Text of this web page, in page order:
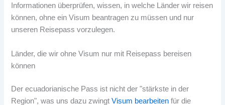
Informationen überprüfen, wissen, in welche Länder wir reisen
können, ohne ein Visum beantragen zu müssen und nur
unseren Reisepass vorzulegen.
Länder, die wir ohne Visum nur mit Reisepass bereisen
können
Der ecuadorianische Pass ist nicht der "stärkste in der
Region", was uns dazu zwingtVisum bearbeiten für die